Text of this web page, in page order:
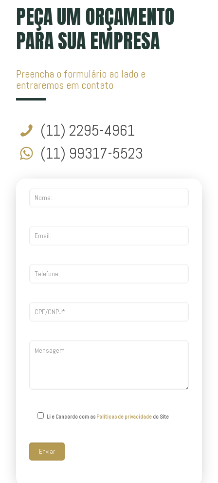
PEÇA UM ORÇAMENTO
PARA SUA EMPRESA
Preencha o formulário ao lado e
entraremos em contato
(11) 2295-4961
(11) 99317-5523
Li e Concordo com as Políticas de privacidadedo Site